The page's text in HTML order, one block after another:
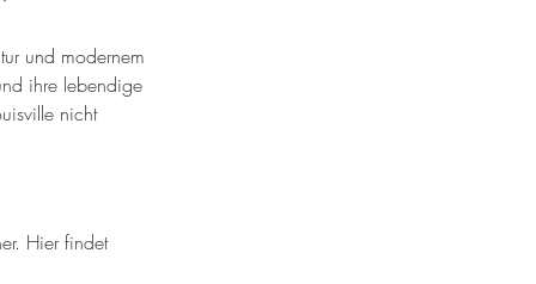
und modernem
ihre lebendige
nicht
Hier findet